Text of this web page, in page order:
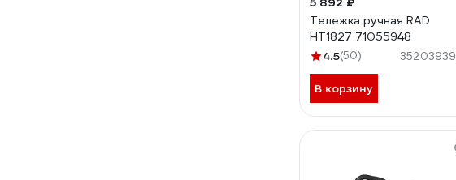
Тележка ручная RAD
HT1827 71055948
4.5(50) 35203939
В корзину